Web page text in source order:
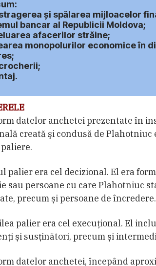
şi spălarea mijloacelor
bancar al Republicii Moldova;
afacerilor străine;
monopolurilor economice în
datelor anchetei prezentate în
creată şi condusă de
palier era cel decizional. El era
sau persoane cu care Plahotniuc
precum și persoane de încredere.
palier era cel execuțional. El
și susținători, precum și
datelor anchetei, începând